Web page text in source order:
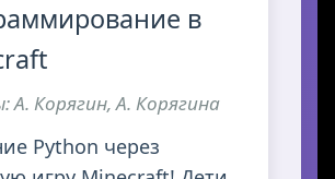
в
А. Корягин, А. Корягина
Python через